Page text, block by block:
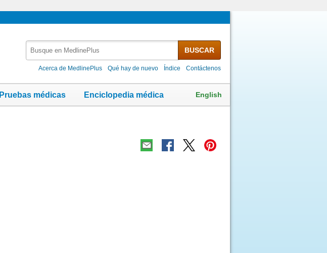
MedlinePlus
BUSCAR
Acerca de MedlinePlus Qué hay de nuevo Índice Contáctenos
Pruebas médicas Enciclopedia médica English